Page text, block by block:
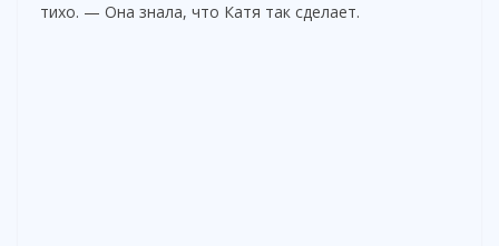
тихо. — Она знала, что Катя так сделает.